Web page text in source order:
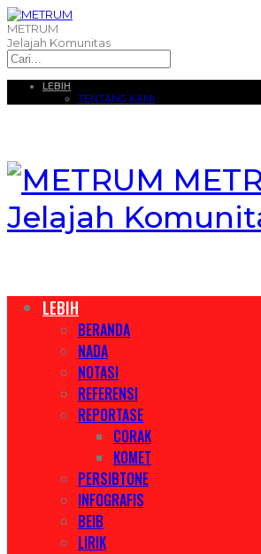
METRUM
Jelajah Komunitas
LEBIH
TENTANG KAMI
Jelajah
LEBIH
BERANDA
NADA
NOTASI
REFERENSI
REPORTASE
CORAK
KOMET
PERSIBTONE
INFOGRAFIS
BEIB
LIRIK